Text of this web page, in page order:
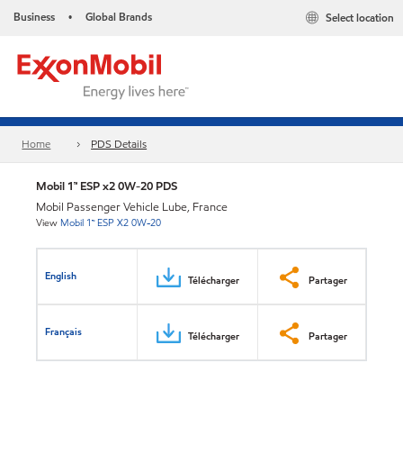
Business • Global Brands Select location
Home PDS Details
Mobil 1™ ESP x2 0W-20 PDS
Mobil Passenger Vehicle Lube, France
View Mobil 1™ ESP X2 0W-20
English Télécharger Partager
Français Télécharger Partager